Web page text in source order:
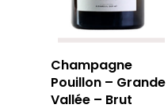
Champagne
Pouillon – Grande
Vallée – Brut